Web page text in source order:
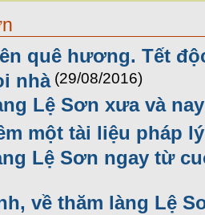
quê hương. Tết
nhà (29/08/2016)
Lệ Sơn xưa và nay
một tài liệu pháp
Lệ Sơn ngay từ
về thăm làng Lệ